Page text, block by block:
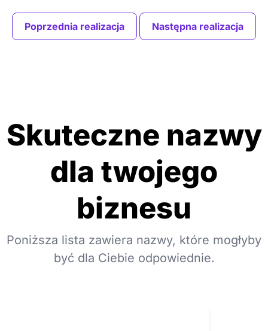
Poprzednia realizacja Następna realizacja
Skuteczne nazwy
dla twojego
biznesu
Poniższa lista zawiera nazwy, które mogłyby
być dla Ciebie odpowiednie.